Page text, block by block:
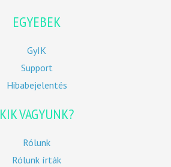
EGYEBEK
GyIK
Support
Hibabejelentés
KIK VAGYUNK?
Rólunk
Rólunk írták